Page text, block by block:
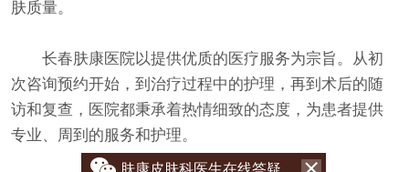
肤质量。
长春肤康医院以提供优质的医疗服务为宗旨。从初
次咨询预约开始，到治疗过程中的护理，再到术后的随
访和复查，医院都秉承着热情细致的态度，为患者提供
专业、周到的服务和护理。
肤康皮肤科医生在线答疑